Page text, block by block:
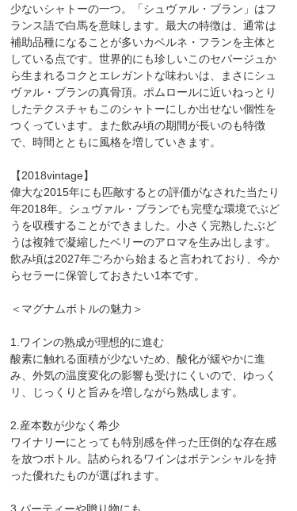
少ないシャトーの一つ。「シュヴァル・ブラン」はフ
ランス語で白馬を意味します。最大の特徴は、通常は
補助品種になることが多いカベルネ・フランを主体と
している点です。世界的にも珍しいこのセパージュか
ら生まれるコクとエレガントな味わいは、まさにシュ
ヴァル・ブランの真骨頂。ポムロールに近いねっとり
したテクスチャもこのシャトーにしか出せない個性を
つくっています。また飲み頃の期間が長いのも特徴
で、時間とともに風格を増していきます。
【2018vintage】
偉大な2015年にも匹敵するとの評価がなされた当たり
年2018年。シュヴァル・ブランでも完璧な環境でぶど
うを収穫することができました。小さく完熟したぶど
うは複雑で凝縮したベリーのアロマを生み出します。
飲み頃は2027年ごろから始まると言われており、今か
らセラーに保管しておきたい1本です。
＜マグナムボトルの魅力＞
1.ワインの熟成が理想的に進む
酸素に触れる面積が少ないため、酸化が緩やかに進
み、外気の温度変化の影響も受けにくいので、ゆっく
リ、じっくりと旨みを増しながら熟成します。
2.産本数が少なく希少
ワイナリーにとっても特別感を伴った圧倒的な存在感
を放つボトル。詰められるワインはポテンシャルを持
った優れたものが選ばれます。